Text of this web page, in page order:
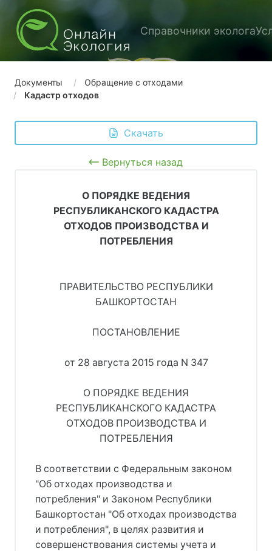
Справочники эколога
Документы
Обращение с отходами
Кадастр отходов
Скачать
Вернуться назад
О ПОРЯДКЕ ВЕДЕНИЯ
РЕСПУБЛИКАНСКОГО КАДАСТРА
ОТХОДОВ ПРОИЗВОДСТВА И
ПОТРЕБЛЕНИЯ
ПРАВИТЕЛЬСТВО РЕСПУБЛИКИ
БАШКОРТОСТАН
ПОСТАНОВЛЕНИЕ
от 28 августа 2015 года N 347
О ПОРЯДКЕ ВЕДЕНИЯ
РЕСПУБЛИКАНСКОГО КАДАСТРА
ОТХОДОВ ПРОИЗВОДСТВА И
ПОТРЕБЛЕНИЯ
В соответствии с Федеральным законом
"Об отходах производства и
потребления" и Законом Республики
Башкортостан "Об отходах производства
и потребления", в целях развития и
совершенствования системы учета и